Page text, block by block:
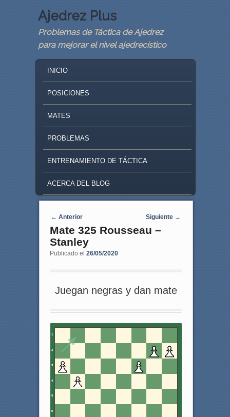
Ajedrez Plus
Problemas de Táctica de Ajedrez
para mejorar el nivel ajedrecístico
SKIP TO PRIMARY CONTENT
SKIP TO SECONDARY CONTENT
INICIO
POSICIONES
MATES
PROBLEMAS
ENTRENAMIENTO DE TÁCTICA
ACERCA DEL BLOG
Navegaci�n de entradas
← Anterior Siguiente →
Mate 325 Rousseau –
Stanley
Publicado el 26/05/2020
Juegan negras y dan mate
1
2
3
4
5
6